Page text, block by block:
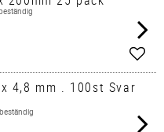
4,8 mm . 100st Svar